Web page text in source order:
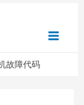
Menu
故障代码